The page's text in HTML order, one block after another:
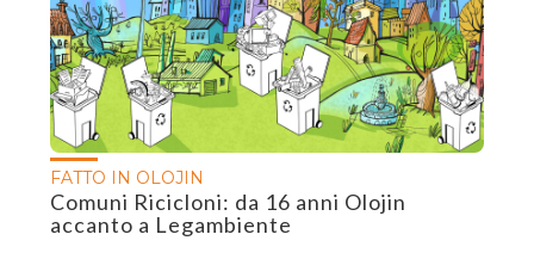
FATTO IN OLOJIN
Comuni Ricicloni: da 16 anni Olojin
accanto a Legambiente